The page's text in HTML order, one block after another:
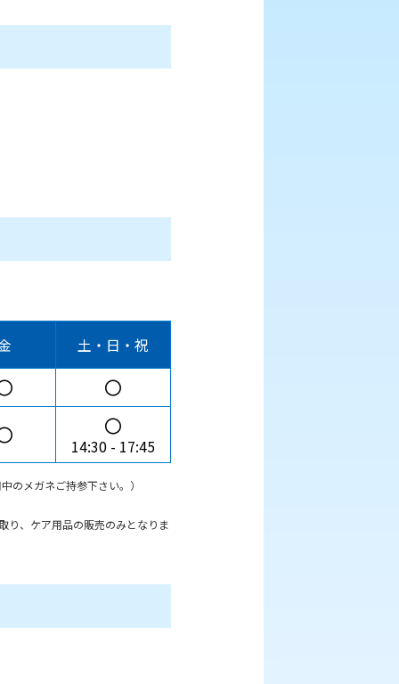
土・日・祝
〇
〇
14:30 17:45
のメガネご持参下さい。）
り、ケア用品の販売のみとなりま